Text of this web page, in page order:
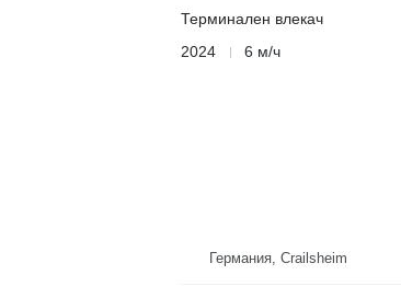
Терминален влекач
2024
6 м/ч
Германия, Crailsheim